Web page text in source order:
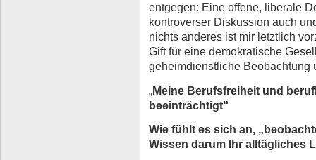
entgegen: Eine offene, liberale
kontroverser Diskussion auch
nichts anderes ist mir letztlich
Gift für eine demokratische
geheimdienstliche Beobachtung
Meine Berufsfreiheit und
beeinträchtigt“
Wie fühlt es sich an,
Wissen darum Ihr alltägliches